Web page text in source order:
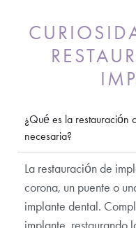
¿Qué es la restauración
necesaria?
La restauración de
corona, un puente o
implante dental.